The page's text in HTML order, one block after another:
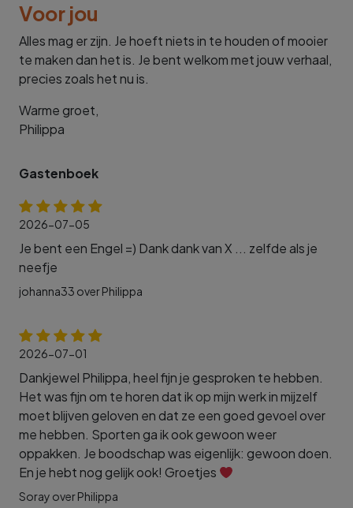
Voor jou
Alles mag er zijn. Je hoeft niets in te houden of mooier
te maken dan het is. Je bent welkom met jouw verhaal,
precies zoals het nu is.
Warme groet,
Philippa
Gastenboek
2026-07-05
Je bent een Engel =) Dank dank van X ... zelfde als je
neefje
johanna33 over Philippa
2026-07-01
Dankjewel Philippa, heel fijn je gesproken te hebben.
Het was fijn om te horen dat ik op mijn werk in mijzelf
moet blijven geloven en dat ze een goed gevoel over
me hebben. Sporten ga ik ook gewoon weer
oppakken. Je boodschap was eigenlijk: gewoon doen.
En je hebt nog gelijk ook! Groetjes
Soray over Philippa